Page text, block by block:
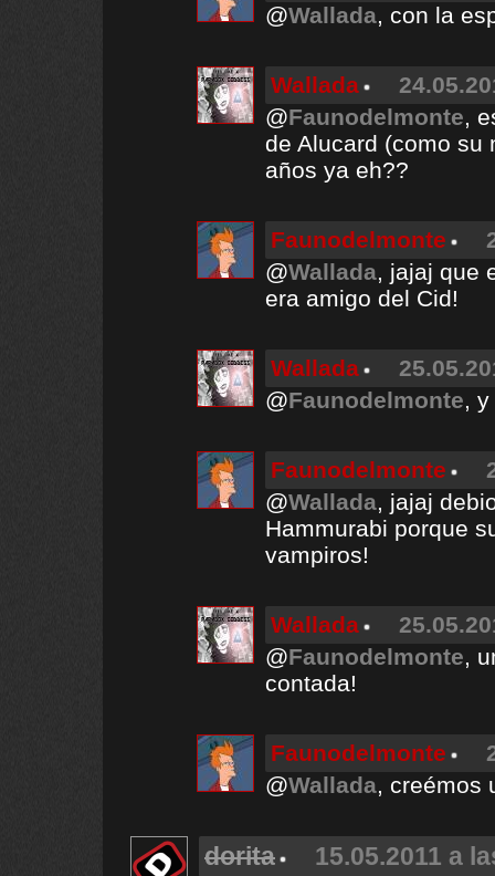
@Wallada, con la
Wallada
@Faunodelmonte,
de Alucard (como su
años ya eh??
Faunodelmonte
@Wallada, jajaj que
era amigo del Cid!
Wallada
@Faunodelmonte,
Faunodelmonte
@Wallada, jajaj
Hammurabi porque
vampiros!
Wallada
@Faunodelmonte,
contada!
Faunodelmonte
@Wallada, creémos
dorita
15.05.2011 a